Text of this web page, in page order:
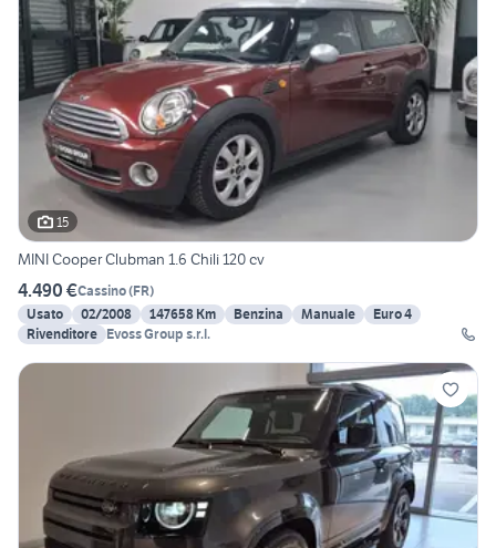
15
MINI Cooper Clubman 1.6 Chili 120 cv
4.490 €Cassino(FR)
Usato
02/2008 147658 Km Benzina Manuale
Euro 4
Rivenditore Evoss Group s.r.l.